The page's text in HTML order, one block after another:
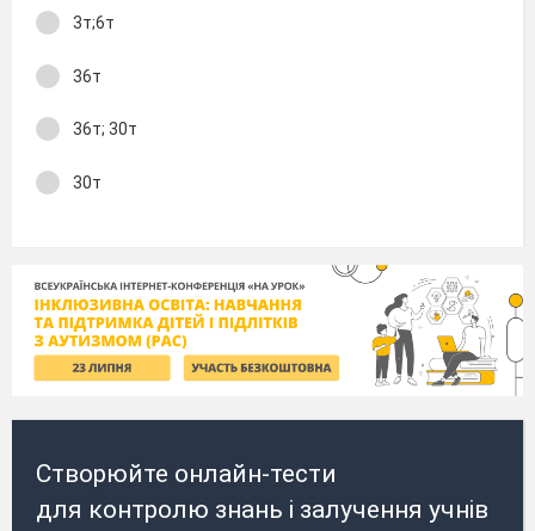
3т;6т
36т
36т; 30т
30т
Створюйте онлайн-тести
для контролю знань і залучення учнів